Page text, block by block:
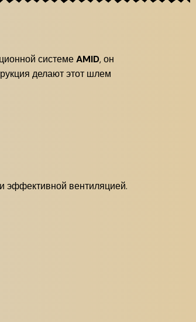
системеAMID, он
делают этот шлем
эффективной вентиляцией.